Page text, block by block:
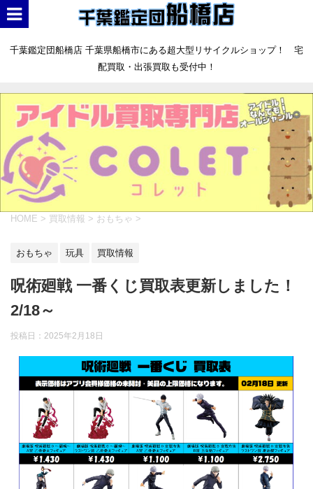
千葉鑑定団船橋店 千葉県船橋市にある超大型リサイクルショップ！ 宅
配買取・出張買取も受付中！
HOME > 買取情報 > おもちゃ >
おもちゃ 玩具 買取情報
呪術廻戦 一番くじ買取表更新しました！
2/18～
投稿日： 2025年2月18日